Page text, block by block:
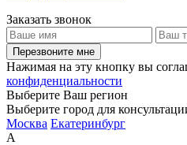
Заказать звонок
Перезвоните мне
Нажимая на эту кнопку вы
конфиденциальности
Выберите Ваш регион
Выберите город для
Москва Екатеринбург
А